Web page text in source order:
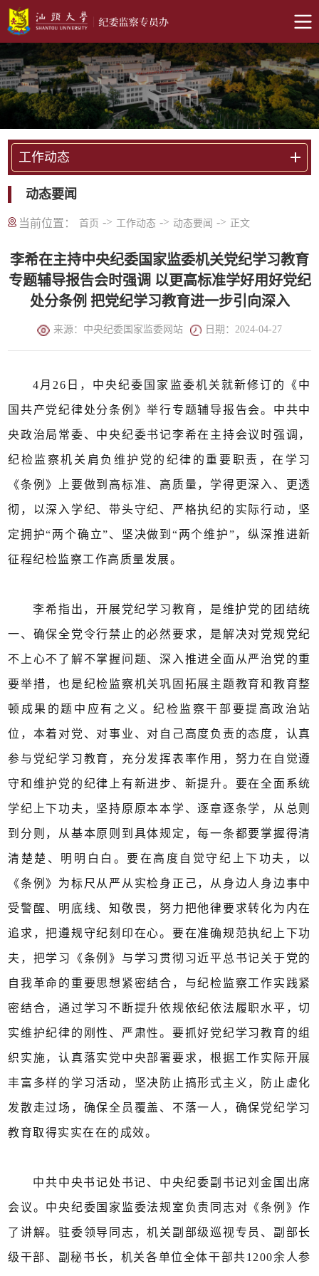
工作动态
动态要闻
当前位置： 首页 -> 工作动态 -> 动态要闻 -> 正文
李希在主持中央纪委国家监委机关党纪学习教育
专题辅导报告会时强调 以更高标准学好用好党纪
处分条例 把党纪学习教育进一步引向深入
来源：中央纪委国家监委网站 日期：2024-04-27
4月26日，中央纪委国家监委机关就新修订的《中
国共产党纪律处分条例》举行专题辅导报告会。中共中
央政治局常委、中央纪委书记李希在主持会议时强调，
纪检监察机关肩负维护党的纪律的重要职责，在学习
《条例》上要做到高标准、高质量，学得更深入、更透
彻，以深入学纪、带头守纪、严格执纪的实际行动，坚
定拥护“两个确立”、坚决做到“两个维护”，纵深推进新
征程纪检监察工作高质量发展。
李希指出，开展党纪学习教育，是维护党的团结统
一、确保全党令行禁止的必然要求，是解决对党规党纪
不上心不了解不掌握问题、深入推进全面从严治党的重
要举措，也是纪检监察机关巩固拓展主题教育和教育整
顿成果的题中应有之义。纪检监察干部要提高政治站
位，本着对党、对事业、对自己高度负责的态度，认真
参与党纪学习教育，充分发挥表率作用，努力在自觉遵
守和维护党的纪律上有新进步、新提升。要在全面系统
学纪上下功夫，坚持原原本本学、逐章逐条学，从总则
到分则，从基本原则到具体规定，每一条都要掌握得清
清楚楚、明明白白。要在高度自觉守纪上下功夫，以
《条例》为标尺从严从实检身正己，从身边人身边事中
受警醒、明底线、知敬畏，努力把他律要求转化为内在
追求，把遵规守纪刻印在心。要在准确规范执纪上下功
夫，把学习《条例》与学习贯彻习近平总书记关于党的
自我革命的重要思想紧密结合，与纪检监察工作实践紧
密结合，通过学习不断提升依规依纪依法履职水平，切
实维护纪律的刚性、严肃性。要抓好党纪学习教育的组
织实施，认真落实党中央部署要求，根据工作实际开展
丰富多样的学习活动，坚决防止搞形式主义，防止虚化
发散走过场，确保全员覆盖、不落一人，确保党纪学习
教育取得实实在在的成效。
中共中央书记处书记、中央纪委副书记刘金国出席
会议。中央纪委国家监委法规室负责同志对《条例》作
了讲解。驻委领导同志，机关副部级巡视专员、副部长
级干部、副秘书长，机关各单位全体干部共1200余人参